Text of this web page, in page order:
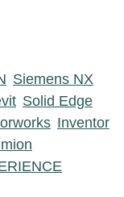
Siemens NX
Solid Edge
Inventor